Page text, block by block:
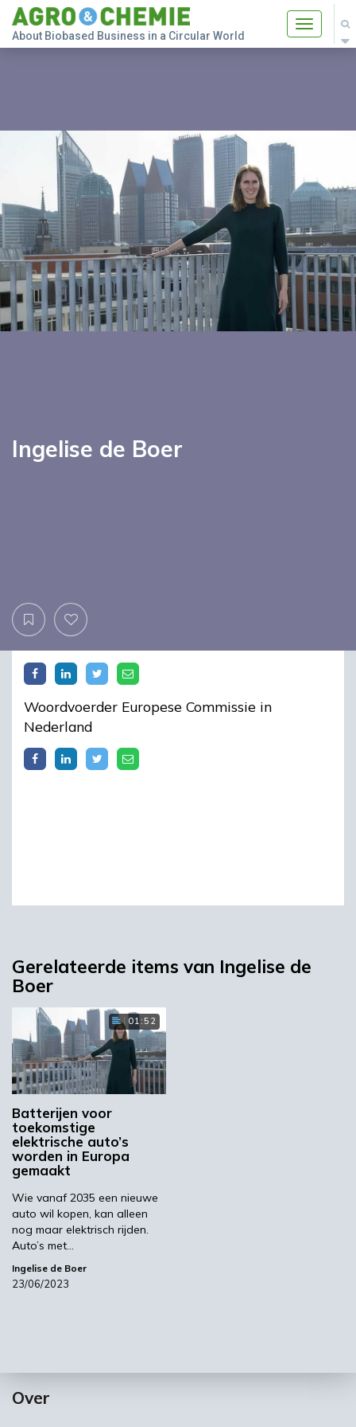
Toggle
About Biobased Business in a Circular World
Ingelise de Boer
Woordvoerder Europese Commissie in
Nederland
Gerelateerde items van Ingelise de
Boer
01:52
Batterijen voor
toekomstige
elektrische auto’s
worden in Europa
gemaakt
Wie vanaf 2035 een nieuwe
auto wil kopen, kan alleen
nog maar elektrisch rijden.
Auto’s met…
Ingelise de Boer
23/06/2023
Over